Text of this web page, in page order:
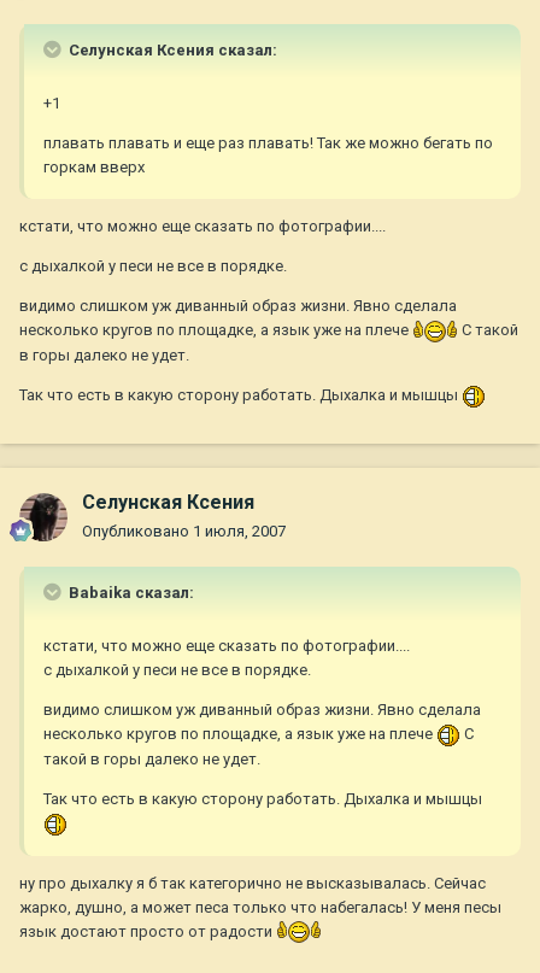
Селунская Ксения сказал:
+1
плавать плавать и еще раз плавать! Так же можно бегать по
горкам вверх
кстати, что можно еще сказать по фотографии....
с дыхалкой у песи не все в порядке.
видимо слишком уж диванный образ жизни. Явно сделала
несколько кругов по площадке, а язык уже на плече
С такой
в горы далеко не удет.
Так что есть в какую сторону работать. Дыхалка и мышцы
Селунская Ксения
Опубликовано 1 июля, 2007
Babaika сказал:
кстати, что можно еще сказать по фотографии....
с дыхалкой у песи не все в порядке.
видимо слишком уж диванный образ жизни. Явно сделала
несколько кругов по площадке, а язык уже на плече
С
такой в горы далеко не удет.
Так что есть в какую сторону работать. Дыхалка и мышцы
ну про дыхалку я б так категорично не высказывалась. Сейчас
жарко, душно, а может песа только что набегалась! У меня песы
язык достают просто от радости